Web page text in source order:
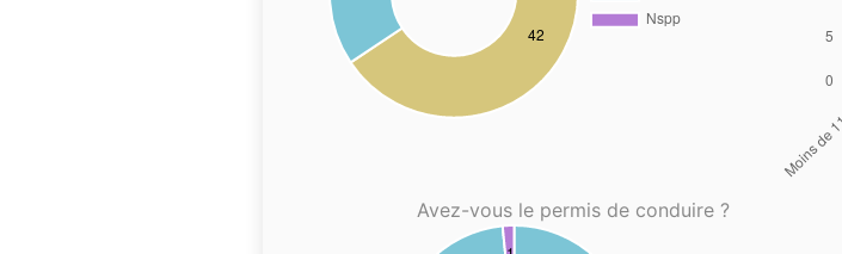
Avez-vous le permis de conduire ?